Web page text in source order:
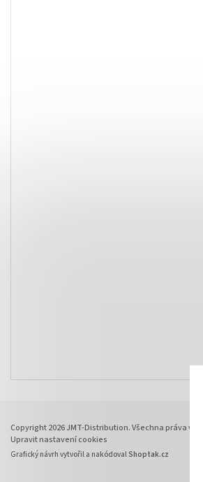
Copyright 2026JMT-Distribution. Všechna práva
Upravit nastavení cookies
Grafický návrh vytvořil a nakódovalShoptak.cz